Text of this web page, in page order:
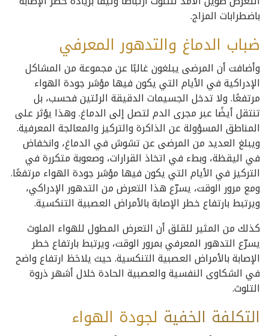
باضطرابات المزاج.
ضباب الدماغ والتدهور المعرفي
وأضافت أن المرضى يبلغون غالبًا عن مجموعة من المشاكل
الإدراكية في الأيام التي يكون فيها مؤشر جودة الهواء
مرتفعًا. ولا تدخل الجسيمات الدقيقة الرئتين فحسب، بل
تنتقل أيضًا عبر مجرى الدم لتصل إلى الدماغ. وهذا يؤثر على
المناطق المسؤولة عن الذاكرة والتركيز والمعالجة المعرفية.
ويبلغ العديد من المرضى عن تشوش في الدماغ، وانخفاض
في اليقظة، وبطء في اتخاذ القرارات، وصعوبة متكررة في
التركيز في الأيام التي يكون فيها مؤشر جودة الهواء مرتفعًا.
ومع مرور الوقت، يسرّع هذا التعرض من التدهور الإدراكي،
ويرتبط بارتفاع خطر الإصابة بالأمراض العصبية التنكسية.
كذلك من المثير للقلق أن التعرض المطول للهواء الملوث
يسرّع التدهور المعرفي بمرور الوقت، ويرتبط بارتفاع خطر
الإصابة بالأمراض العصبية التنكسية. حيث يلاحَظ ارتفاع واضح
في الشكاوى النفسية والعصبية الحادة خلال أشهر ذروة
التلوث.
التكلفة الخفية لجودة الهواء